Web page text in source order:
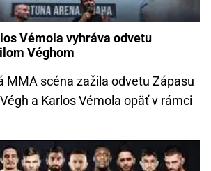
Vémola vyhráva odvetu
Véghom
MMA scéna zažila odvetu Zápasu
a Karlos Vémola opäť v rámci